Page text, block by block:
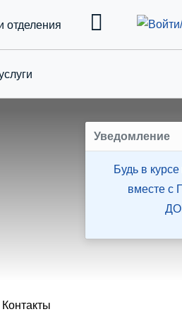
Контакты
Уведомление
Будь в
вместе